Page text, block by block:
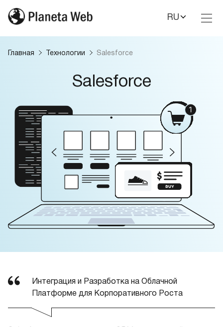
RU
Главная Технологии Salesforce
Salesforce
Интеграция и Разработка на Облачной
Платформе для Корпоративного Роста